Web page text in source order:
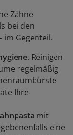
Zähne
bei den
im Gegenteil.
. Reinigen
regelmäßig
Ihre
mit
eine